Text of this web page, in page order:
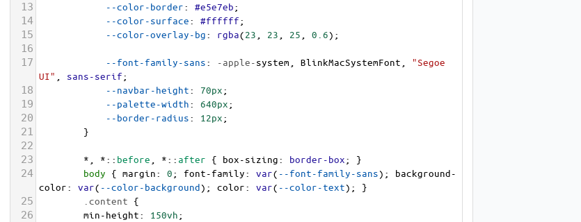
13 --color-border: #e5e7eb;
14 --color-surface: #ffffff;
15 --color-overlay-bg: rgba(23 23 25 0.6);
16
17
--font-family-sans: -apple-system BlinkMacSystemFont
"Segoe
UI"
sans-serif;
18 --navbar-height: 70px;
19 --palette-width: 640px;
20 --border-radius: 12px;
21 }
22
23
*, *:: before , *:: after { box-sizing: border-box; }
24 body { margin: 0; font-family: var( --font-family-sans); background-
color: var( --color-background); color: var( --color-text); }
25 .content {
26 min-height: 150vh;